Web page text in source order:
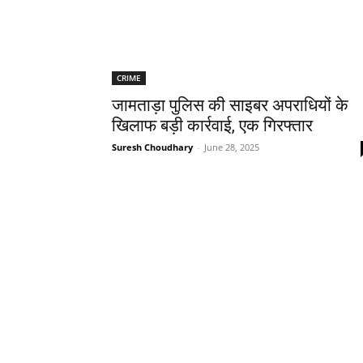
CRIME
जामताड़ा पुलिस की साइबर अपराधियों के
खिलाफ बड़ी कार्रवाई, एक गिरफ्तार
Suresh Choudhary - June 28, 2025